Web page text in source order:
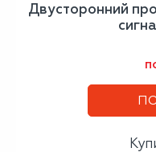
Двусторонний